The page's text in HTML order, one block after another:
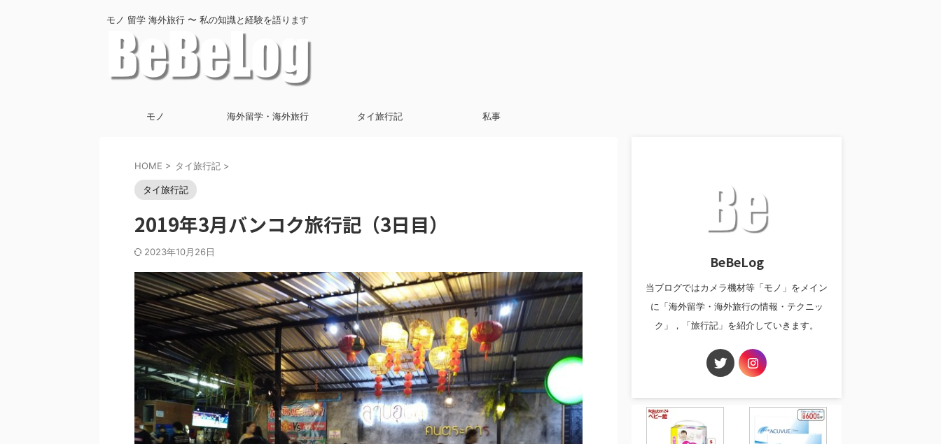
モノ 留学 海外旅行 〜 私の知識と経験を語ります
モノ 海外留学・海外旅行 タイ旅行記 私事
HOME > タイ旅行記 >
タイ旅行記
2019年3月バンコク旅行記（3日目）
2023年10月26日
BeBeLog
当ブログではカメラ機材等「モノ」をメイン
に「海外留学・海外旅行の情報・テクニッ
ク」，「旅行記」を紹介していきます。